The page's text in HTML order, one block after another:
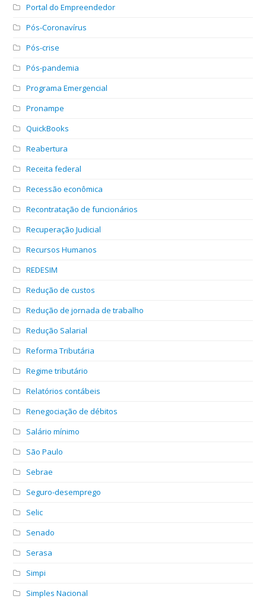
Portal do Empreendedor
Pós-Coronavírus
Pós-crise
Pós-pandemia
Programa Emergencial
Pronampe
QuickBooks
Reabertura
Receita federal
Recessão econômica
Recontratação de funcionários
Recuperação Judicial
Recursos Humanos
REDESIM
Redução de custos
Redução de jornada de trabalho
Redução Salarial
Reforma Tributária
Regime tributário
Relatórios contábeis
Renegociação de débitos
Salário mínimo
São Paulo
Sebrae
Seguro-desemprego
Selic
Senado
Serasa
Simpi
Simples Nacional